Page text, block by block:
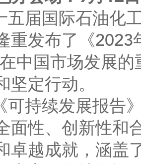
五届国际石油化
重发布了《
中国市场发展
坚定行动。
可持续发展报告
面性、创新性和
卓越成就，涵盖